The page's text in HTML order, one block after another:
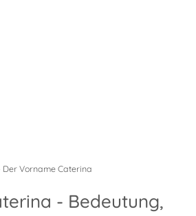
Vorname Caterina
- Bedeutung,